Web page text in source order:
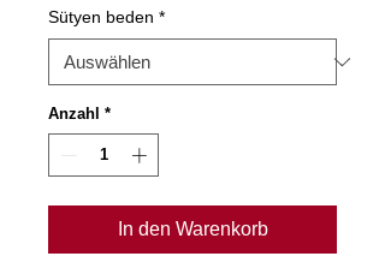
Sütyen beden *
Anzahl *
In den Warenkorb